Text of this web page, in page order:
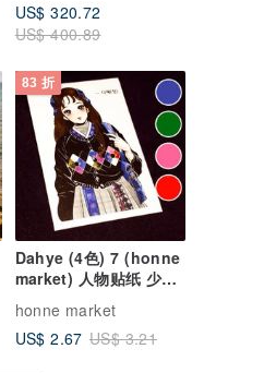
US$ 320.72
US$ 400.89
83 折
Dahye (4色) 7 (honne
market) 人物贴纸 少女
贴纸 韩国浣熊
honne market
US$ 2.67 US$ 3.21